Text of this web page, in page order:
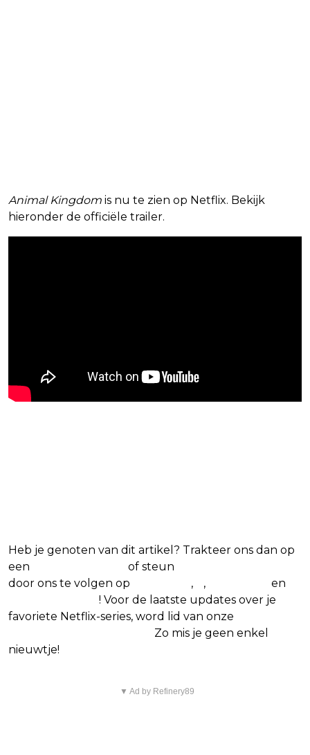
Animal Kingdom is nu te zien op Netflix. Bekijk
hieronder de officiële trailer.
Heb je genoten van dit artikel? Trakteer ons dan op
een
of steun
door ons te volgen op
, ,
en
! Voor de laatste updates over je
favoriete Netflix-series, word lid van onze
Zo mis je geen enkel
nieuwtje!
▼ Ad by Refinery89